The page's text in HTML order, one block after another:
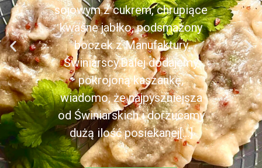
sojowym z cukrem, chrupiące
kwaśne jabłko, podsmażony
boczek z Manufaktury
Świniarscy.Dalej dodajemy
pokrojoną kaszankę,
wiadomo, że najpyszniejsza
od Świniarskich i dorzucamy
dużą ilość posiekanej[...]